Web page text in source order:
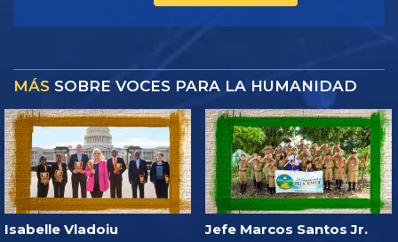
MÁS SOBRE VOCES PARA LA HUMANIDAD
Isabelle Vladoiu Jefe Marcos Santos Jr.